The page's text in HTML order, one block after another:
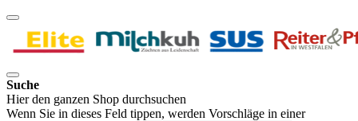
Suche
Hier den ganzen Shop durchsuchen
Wenn Sie in dieses Feld tippen, werden Vorschläge in einer